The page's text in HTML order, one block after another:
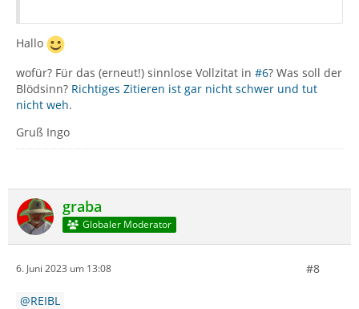
Hallo
wofür? Für das (erneut!) sinnlose Vollzitat in #6? Was soll der
Blödsinn? Richtiges Zitieren ist gar nicht schwer und tut
nicht weh.
Gruß Ingo
graba
Globaler Moderator
6. Juni 2023 um 13:08 #8
REIBL